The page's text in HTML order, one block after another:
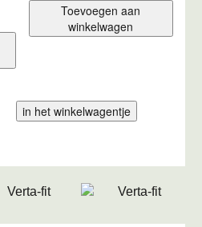
Toevoegen aan
winkelwagen
in het winkelwagentje